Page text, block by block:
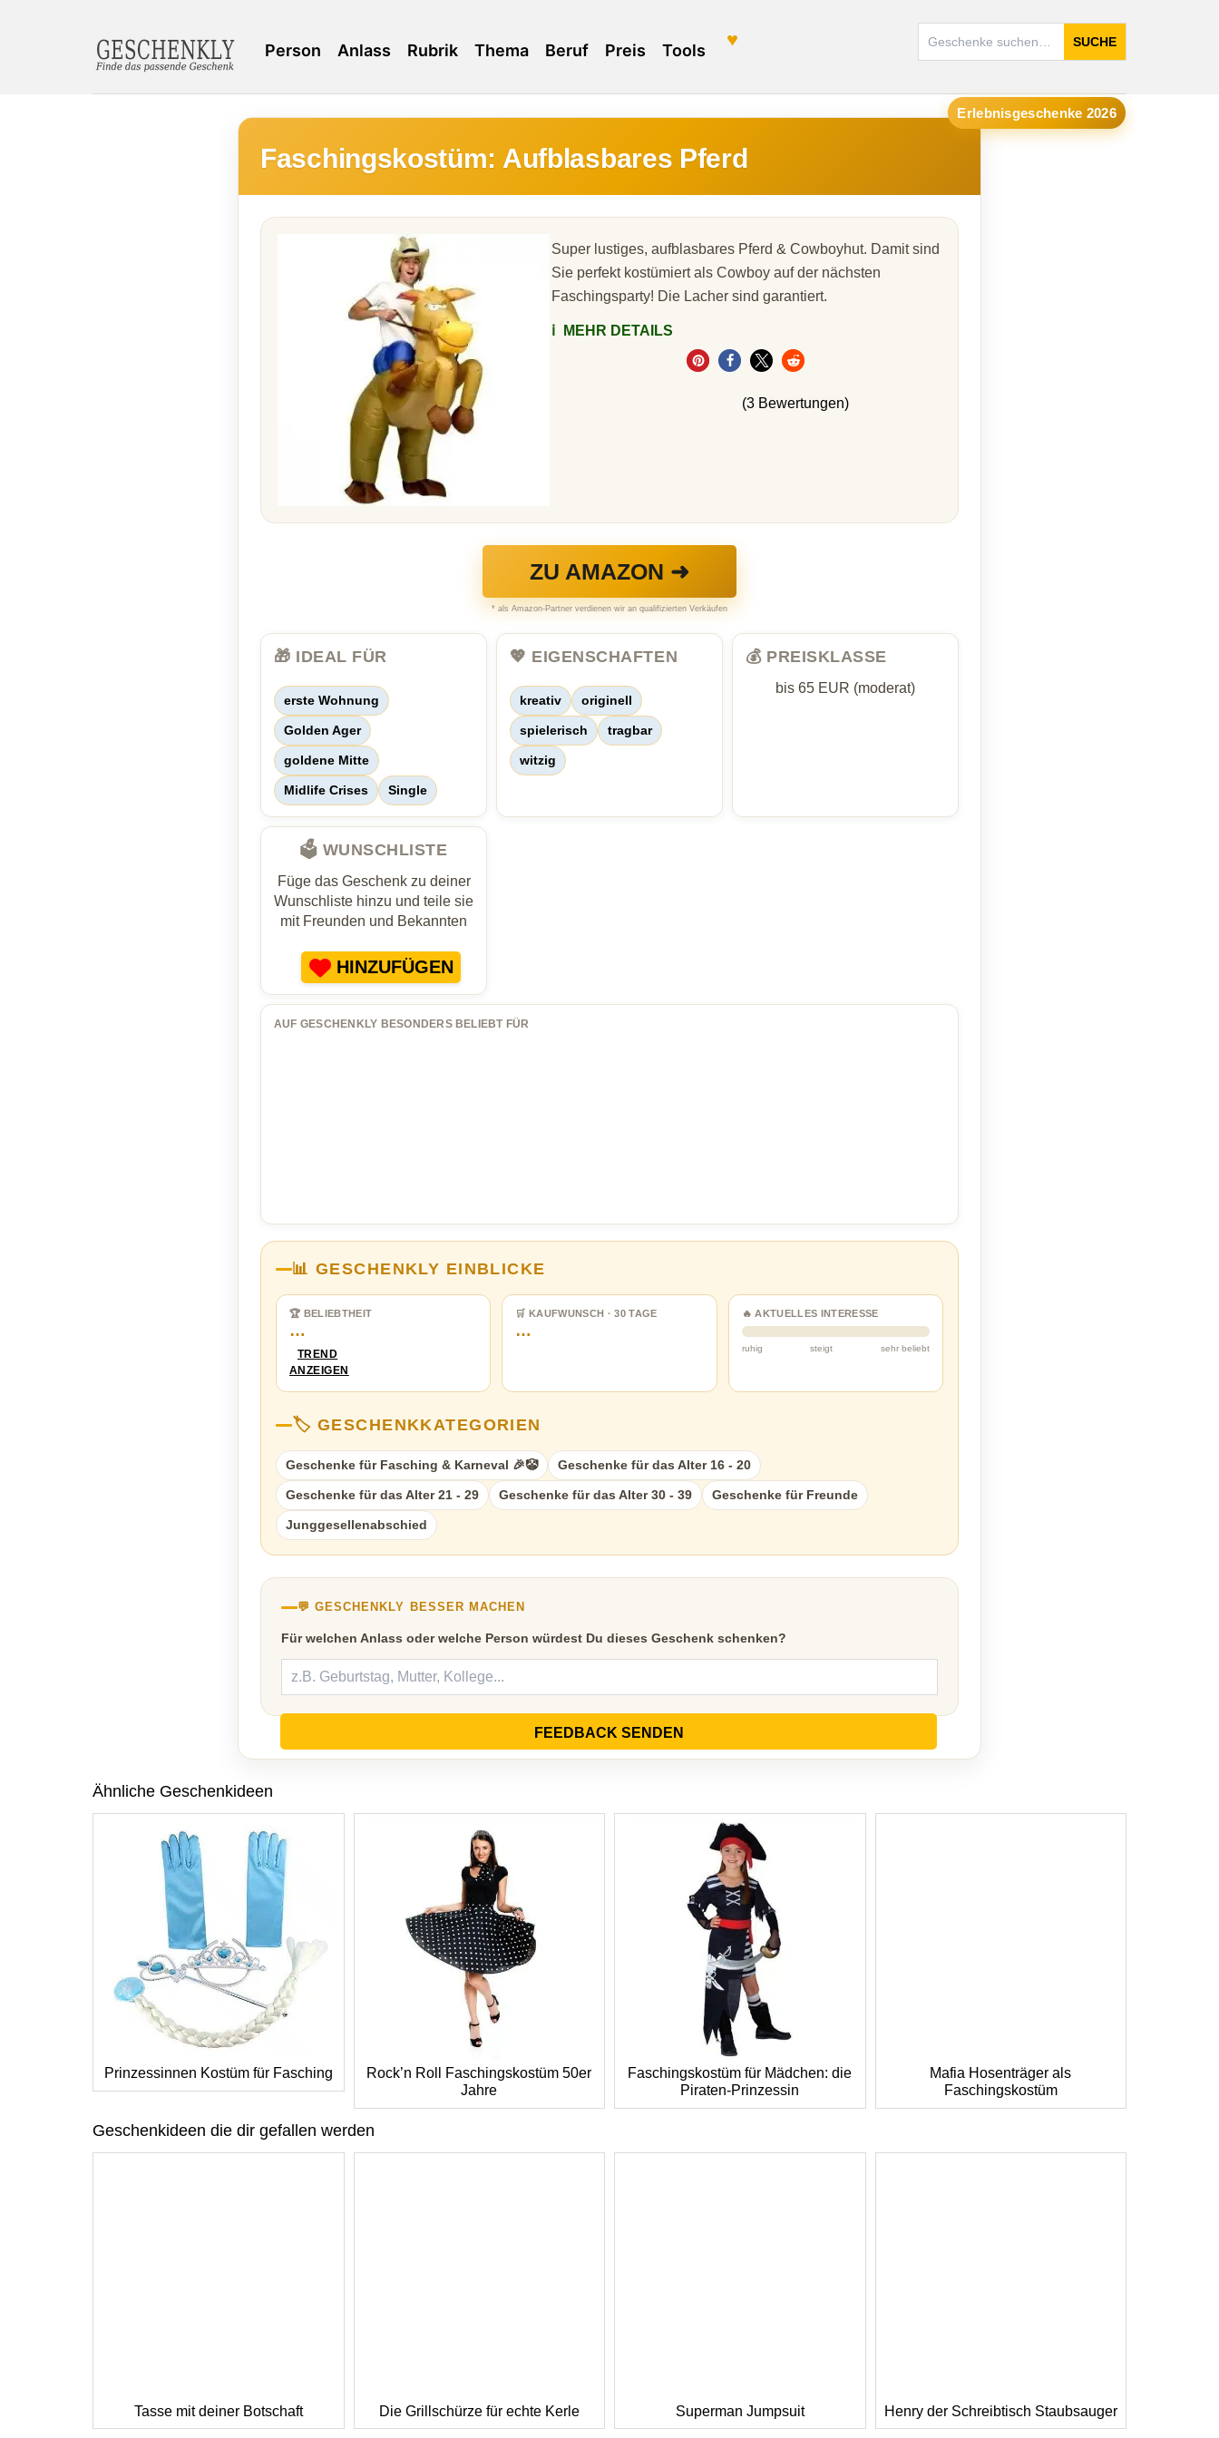
SUCHE
Person Anlass Rubrik Thema Beruf Preis Tools
Erlebnisgeschenke 2026
♥
Faschingskostüm: Aufblasbares Pferd
Super lustiges, aufblasbares Pferd & Cowboyhut. Damit sind
Sie perfekt kostümiert als Cowboy auf der nächsten
Faschingsparty! Die Lacher sind garantiert.
ℹ️ MEHR DETAILS
(3 Bewertungen)
ZU AMAZON ➜
* als Amazon-Partner verdienen wir an qualifizierten Verkäufen
🎁 IDEAL FÜR
erste Wohnung
Golden Ager
goldene Mitte
Midlife Crises Single
💖 EIGENSCHAFTEN
kreativ originell
spielerisch tragbar
witzig
💰 PREISKLASSE
bis 65 EUR (moderat)
🗳️ WUNSCHLISTE
Füge das Geschenk zu deiner
Wunschliste hinzu und teile sie
mit Freunden und Bekannten
HINZUFÜGEN
AUF GESCHENKLY BESONDERS BELIEBT FÜR
📊 GESCHENKLY EINBLICKE
🏆 BELIEBTHEIT
…
TREND
ANZEIGEN
🛒 KAUFWUNSCH · 30 TAGE
…
🔥 AKTUELLES INTERESSE
ruhig steigt sehr beliebt
🏷️ GESCHENKKATEGORIEN
Geschenke für Fasching & Karneval 🎉🤡 Geschenke für das Alter 16 - 20
Geschenke für das Alter 21 - 29 Geschenke für das Alter 30 - 39 Geschenke für Freunde
Junggesellenabschied
💬 GESCHENKLY BESSER MACHEN
Für welchen Anlass oder welche Person würdest Du dieses Geschenk schenken?
FEEDBACK SENDEN
Ähnliche Geschenkideen
Prinzessinnen Kostüm für Fasching
Rock’n Roll Faschingskostüm 50er
Jahre
Faschingskostüm für Mädchen: die
Piraten-Prinzessin
Mafia Hosenträger als
Faschingskostüm
Geschenkideen die dir gefallen werden
Tasse mit deiner Botschaft Die Grillschürze für echte Kerle Superman Jumpsuit Henry der Schreibtisch Staubsauger